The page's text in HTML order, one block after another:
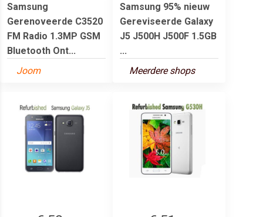
Samsung
Gerenoveerde C3520
FM Radio 1.3MP GSM
Bluetooth Ont...
Joom
Samsung 95% nieuw
Gereviseerde Galaxy
J5 J500H J500F 1.5GB
...
Meerdere shops